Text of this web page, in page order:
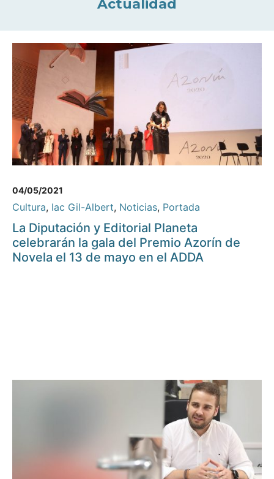
Actualidad
04/05/2021
Cultura, Iac Gil-Albert, Noticias, Portada
La Diputación y Editorial Planeta
celebrarán la gala del Premio Azorín de
Novela el 13 de mayo en el ADDA